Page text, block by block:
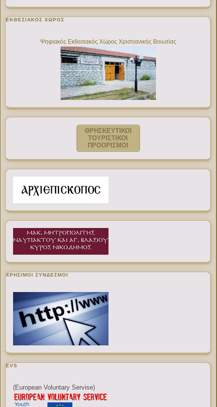
ΕΚΘΕΣΙΑΚΌΣ ΧΏΡΟΣ
Ψηφιακός Εκθεσιακός Χώρος Χριστιανικής Βοιωτίας
ΘΡΗΣΚΕΥΤΙΚΟΙ
ΤΟΥΡΙΣΤΙΚΟΙ
ΠΡΟΟΡΙΣΜΟΙ
ΧΡΉΣΙΜΟΙ ΣΎΝΔΕΣΜΟΙ
EVS
(European Voluntary Servise)